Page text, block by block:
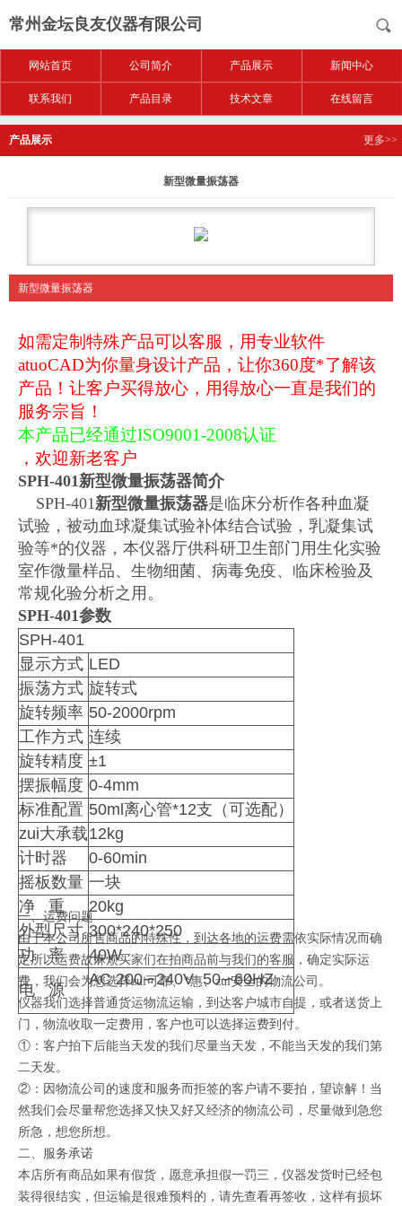
常州金坛良友仪器有限公司
网站首页 公司简介 产品展示 新闻中心
联系我们 产品目录 技术文章 在线留言
产品展示 更多>>
新型微量振荡器
新型微量振荡器
如需定制特殊产品可以客服，用专业软件
atuoCAD为你量身设计产品，让你360度*了解该
产品！让客户买得放心，用得放心一直是我们的
服务宗旨！
本产品已经通过ISO9001-2008认证
，欢迎新老客户
SPH-401 新型微量振荡器简介
SPH-401 新型微量振荡器是临床分析作各种血凝
试验，被动血球凝集试验补体结合试验，乳凝集试
验等*的仪器，本仪器厅供科研卫生部门用生化实验
室作微量样品、生物细菌、病毒免疫、临床检验及
常规化验分析之用。
SPH-401参数
SPH-401
显示方式 LED
振荡方式 旋转式
旋转频率 50-2000rpm
工作方式 连续
旋转精度 ±1
摆振幅度 0-4mm
标准配置 50ml离心管*12支（可选配）
zui大承载12kg
计时器
0-60min
摇板数量 一块
净 重
20kg
外型尺寸 300*240*250
功 率
40W
电 源
AC 200∽240V 50∽60HZ
一、运费问题
由于本公司 所售商品的特殊性，到达各地的运费需依实际情况而确
定所以运费故麻烦买家们在拍商品前与我们的客服，确定实际运
费，我们会为您选择zui可靠、*惠、zui安全的物流公司。
仪器我们选择普通货运物流运输，到达客户城市自提，或者送货上
门，物流收取一定费用，客户也可以选择运费到付。
①：客户拍下后能当天发的我们尽量当天发，不能当天发的我们第
二天发。
②：因物流公司的速度和服务而拒签的客户请不要拍，望谅解！当
然我们会尽量帮您选择又快又好又经济的物流公司，尽量做到急您
所急，想您所想。
二、服务承诺
本店所有商品如果有假货，愿意承担假一罚三，仪器发货时已经包
装得很结实，但运输是很难预料的，请先查看再签收，这样有损坏